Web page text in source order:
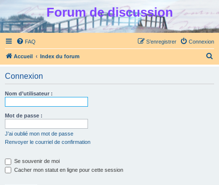
Forum de discussion
FAQ Connexion
S’enregistrer
Accueil Index du forum
Connexion
Nom d’utilisateur :
Mot de passe :
J’ai oublié mon mot de passe
Renvoyer le courriel de confirmation
Se souvenir de moi
Cacher mon statut en ligne pour cette session